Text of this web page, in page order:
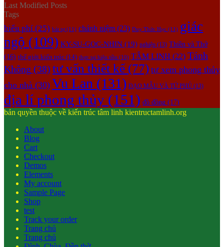
Last Modified Posts
Tags
biểu phí (25) bát tự(11) chánh niệm (23) Duy Thức Học (11) giác
ngộ (109) KY-SU-GOC-NHIN (19) nghiệp (13) Thiền và Thở
(16) thế giới kiến trúc (14) thực tại hiện tiền (10) TÂM LINH (22) Tánh
Không (38) tư vấn thiết kế(77) tự xem phong thủy
cho nhà (30) Vu Lan (131) ĐẠO MẪU VÀ TỨ PHỦ (13)
địa lí phong thủy (151) đồ đồng (17)
bản quyền thuộc về kiến trúc tâm linh kientructamlinh.org
About
Blog
Cart
Checkout
Demos
Elements
My account
Sample Page
Shop
test
Track your order
Trang chủ
Trang chủ